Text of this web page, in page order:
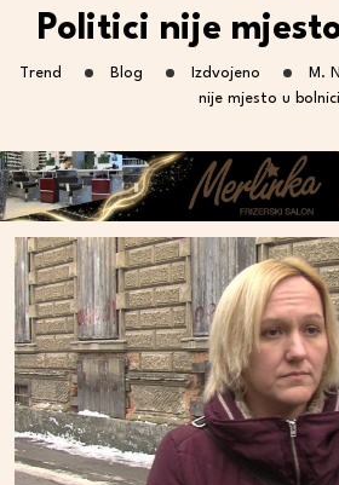
Politici nije
Trend Blog Izdvojeno
M.
nije mjesto u